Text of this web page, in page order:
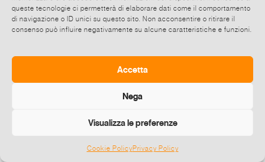
queste tecnologie ci permetterà di elaborare dati come il comportamento
di navigazione o ID unici su questo sito. Non acconsentire o ritirare il
consenso può influire negativamente su alcune caratteristiche e funzioni.
Accetta
Nega
Visualizza le preferenze
Cookie PolicyPrivacy Policy
©2026 E-zine